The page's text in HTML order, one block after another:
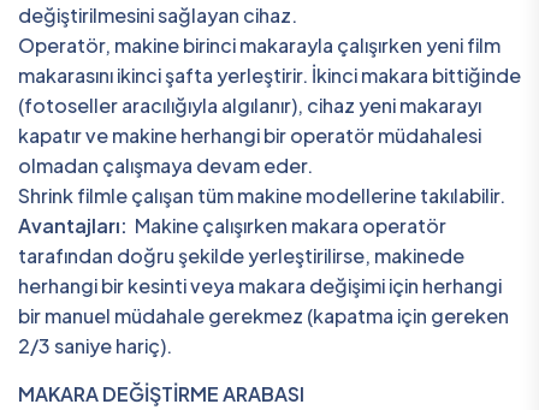
değiştirilmesini sağlayan cihaz.
Operatör, makine birinci makarayla çalışırken yeni film
makarasını ikinci şafta yerleştirir. İkinci makara bittiğinde
(fotoseller aracılığıyla algılanır), cihaz yeni makarayı
kapatır ve makine herhangi bir operatör müdahalesi
olmadan çalışmaya devam eder.
Shrink filmle çalışan tüm makine modellerine takılabilir.
Avantajları: Makine çalışırken makara operatör
tarafından doğru şekilde yerleştirilirse, makinede
herhangi bir kesinti veya makara değişimi için herhangi
bir manuel müdahale gerekmez (kapatma için gereken
2/3 saniye hariç).
MAKARA DEĞİŞTİRME ARABASI